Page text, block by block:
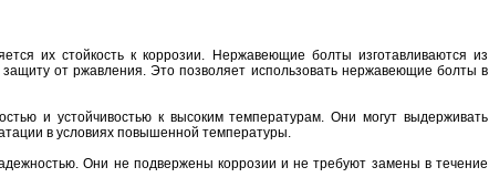
их стойкость к коррозии. Нержавеющие болты изготавливаются из
от ржавления. Это позволяет использовать нержавеющие болты в
и устойчивостью к высоким температурам. Они могут выдерживать
в условиях повышенной температуры.
Они не подвержены коррозии и не требуют замены в течение